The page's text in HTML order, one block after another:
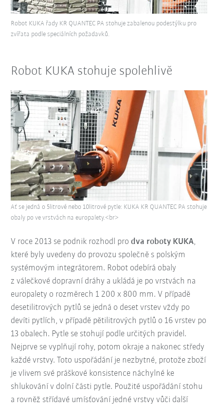
Robot KUKA řady KR QUANTEC PA stohuje zabalenou podestýlku pro
zvířata podle speciálních požadavků.
Robot KUKA stohuje spolehlivě
V roce 2013 se podnik rozhodl prodva roboty KUKA,
které byly uvedeny do provozu společně s polským
systémovým integrátorem. Robot odebírá obaly
z válečkové dopravní dráhy a ukládá je po vrstvách na
europalety o rozměrech 1 200 x 800 mm. V případě
desetilitrových pytlů se jedná o deset vrstev vždy po
devíti pytlích, v případě pětilitrových pytlů o 16 vrstev po
13 obalech. Pytle se stohují podle určitých pravidel.
Nejprve se vyplňují rohy, potom okraje a nakonec středy
každé vrstvy. Toto uspořádání je nezbytné, protože zboží
je vlivem své práškové konsistence náchylné ke
shlukování v dolní části pytle. Použité uspořádání stohu
a rovněž střídavé umísťování jedné vrstvy vůči další
Ať se jedná o 5litrové nebo 10litrové pytle: KUKA KR QUANTEC PA stohuje
obaly po ve vrstvách na europalety.<br>